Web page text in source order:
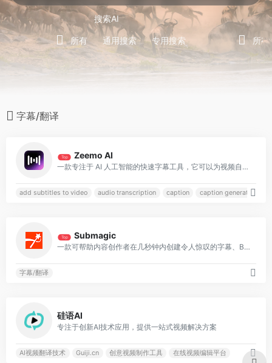
搜索AI
所有 通用搜索 专用搜索 所有
字幕/翻译
Top Zeemo AI
一款专注于 AI 人工智能的快速字幕工具，它可以为视频自动生成和翻译字幕
add subtitles to video audio transcription caption caption generator
Top Submagic
一款可帮助内容创作者在几秒钟内创建令人惊叹的字幕、B-roll、转场和音效的Ai工具
字幕/翻译
硅语AI
专注于创新AI技术应用，提供一站式视频解决方案
AI视频翻译技术 Guiji.cn 创意视频制作工具 在线视频编辑平台